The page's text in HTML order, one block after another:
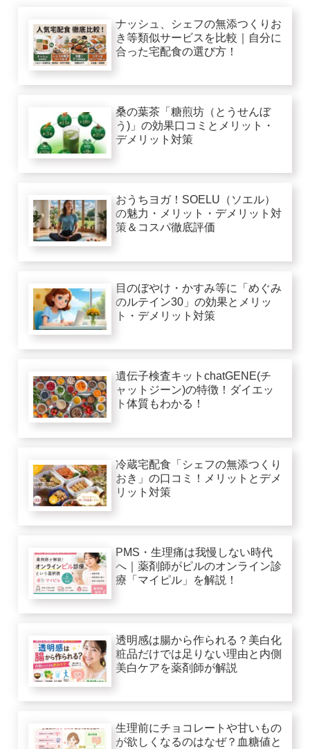
ナッシュ、シェフの無添つくりお
き等類似サービスを比較｜自分に
合った宅配食の選び方！
桑の葉茶「糖煎坊（とうせんぼ
う)」の効果口コミとメリット・
デメリット対策
おうちヨガ！SOELU（ソエル）
の魅力・メリット・デメリット対
策＆コスパ徹底評価
目のぼやけ・かすみ等に「めぐみ
のルテイン30」の効果とメリッ
ト・デメリット対策
遺伝子検査キットchatGENE(チ
ャットジーン)の特徴！ダイエッ
ト体質もわかる！
冷蔵宅配食「シェフの無添つくり
おき」の口コミ！メリットとデメ
リット対策
PMS・生理痛は我慢しない時代
へ｜薬剤師がピルのオンライン診
療「マイピル」を解説！
透明感は腸から作られる？美白化
粧品だけでは足りない理由と内側
美白ケアを薬剤師が解説
生理前にチョコレートや甘いもの
が欲しくなるのはなぜ？血糖値と